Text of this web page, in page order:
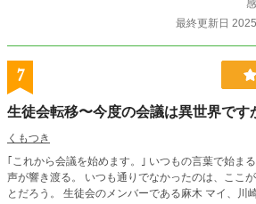
最終更新日
7
生徒会転移〜今度の会議は異世界です
くもつき
｢これから会議を始めます。｣ いつもの言葉で始ま
声が響き渡る。 いつも通りでなかったのは、ここ
とだろう。 生徒会のメンバーである麻木 マイ、川崎 シン、磯部 ハルキ、松原